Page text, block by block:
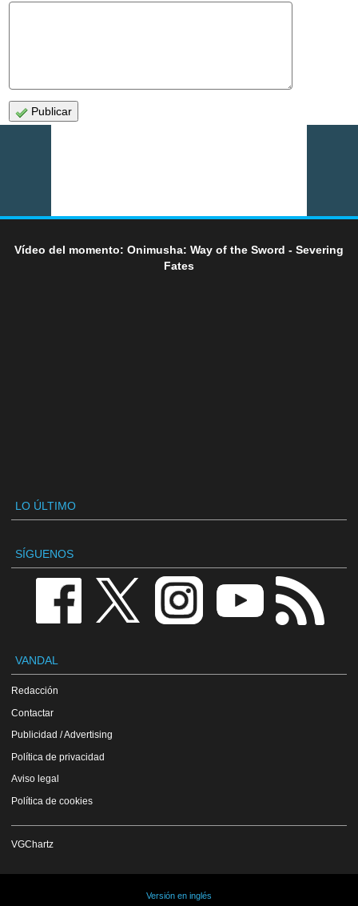
Publicar
Vídeo del momento: Onimusha: Way of the Sword - Severing
Fates
LO ÚLTIMO
SÍGUENOS
VANDAL
Redacción
Contactar
Publicidad / Advertising
Política de privacidad
Aviso legal
Política de cookies
VGChartz
Versión en inglés